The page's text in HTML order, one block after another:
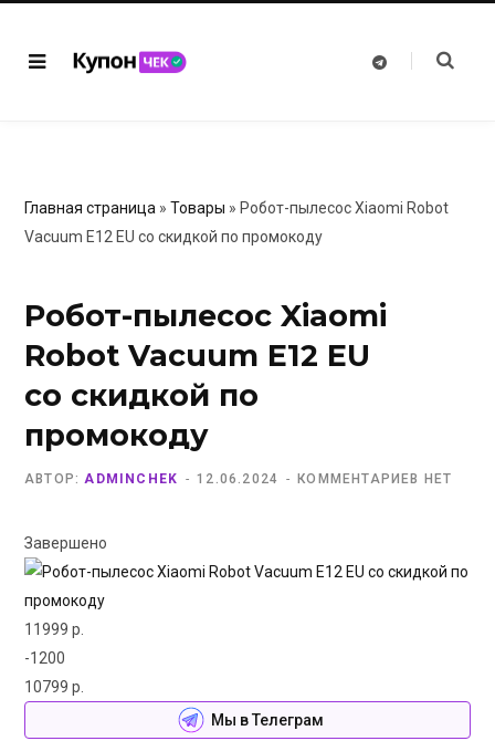
T
Главная страница » Товары » Робот-пылесос Xiaomi Robot
Vacuum E12 EU со скидкой по промокоду
Робот-пылесос Xiaomi
Robot Vacuum E12 EU
со скидкой по
промокоду
АВТОР: ADMINCHEK 12.06.2024 КОММЕНТАРИЕВ НЕТ
Завершено
11999 р.
-1200
10799 р.
Мы в Телеграм